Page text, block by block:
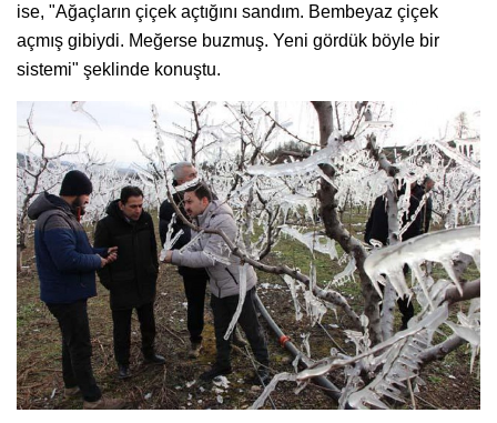
ise, "Ağaçların çiçek açtığını sandım. Bembeyaz çiçek
açmış gibiydi. Meğerse buzmuş. Yeni gördük böyle bir
sistemi" şeklinde konuştu.